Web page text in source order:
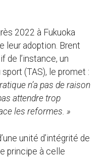
2022 à Fukuoka
leur adoption. Brent
de l’instance, un
(TAS), le promet :
n’a pas de raison
attendre trop
les reformes. »
unité d’intégrité de
principe à celle